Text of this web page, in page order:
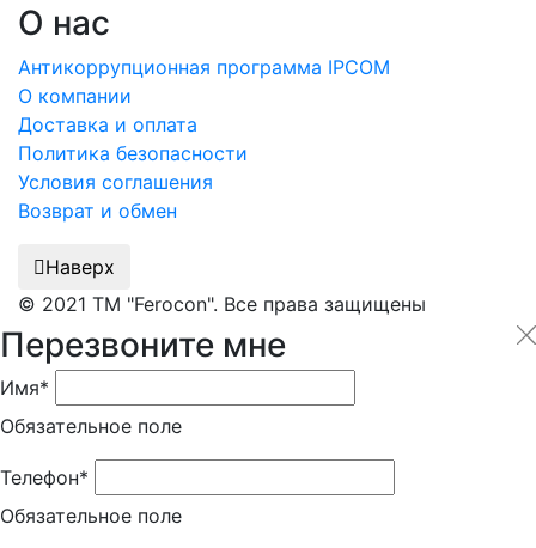
О нас
Антикоррупционная программа IPCOM
О компании
Доставка и оплата
Политика безопасности
Условия соглашения
Возврат и обмен
Наверх
© 2021 ТМ "Ferocon". Все права защищены
Перезвоните мне
Имя*
Обязательное поле
Телефон*
Обязательное поле